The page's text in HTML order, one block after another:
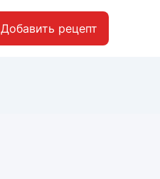
Добавить рецепт